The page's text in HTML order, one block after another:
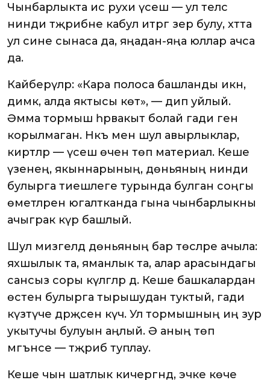
Чынбарлыкта исә рухи үсеш — ул теләсә
нинди тәҗрибәне кабул итәргә әзер булу, хәтта
ул сине сынаса да, яңадан-яңа юллар ачса
да.
Кайберәүләр: «Кара полоса башланды икән,
димәк, алда яктысы көтә», — дип уйлый.
Әмма тормыш һәрвакыт болай гади генә
корылмаган. Нәкъ менә шул авырлыклар,
киртәләр — үсеш өчен төп материал. Кеше
үзенең, якыннарының, дөньяның нинди
булырга тиешлеге турында булган соңгы
өметләрен югалтканда гына чынбарлыкны
ачыграк күрә башлый.
Шул мизгелдә дөньяның бар төсләре ачыла:
яхшылык та, яманлык та, алар арасындагы
сансыз соры күләгәләр дә. Кеше башкалардан
өстен булырга тырышудан туктый, гади
күзәтүче дәрәҗәсенә күчә. Ул тормышның иң зур
укытучы булуын аңлый. Ә аның төп
мәгънәсе — тәҗрибә туплау.
Кеше чын шатлык кичергәндә, эчке көче